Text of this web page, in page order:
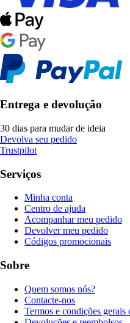
Entrega e devolução
30 dias para mudar de ideia
Devolva seu pedido
Trustpilot
Serviços
Minha conta
Centro de ajuda
Acompanhar meu pedido
Devolver meu pedido
Códigos promocionais
Sobre
Quem somos nós?
Contacte-nos
Termos e condições gerais